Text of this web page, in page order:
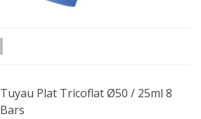
Tuyau Plat Tricoflat Ø50 / 25ml 8
Bars